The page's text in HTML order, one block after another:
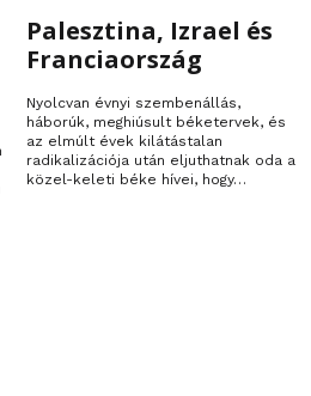
Palesztina, Izrael és
Franciaország
Nyolcvan évnyi szembenállás,
háborúk, meghiúsult béketervek, és
az elmúlt évek kilátástalan
radikalizációja után eljuthatnak oda a
közel-keleti béke hívei, hogy…